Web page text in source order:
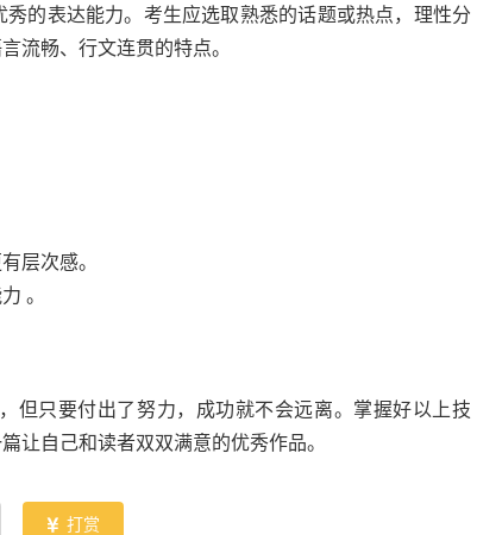
的表达能力。考生应选取熟悉的话题或热点，理性分
流畅、行文连贯的特点。
层次感。
。
但只要付出了努力，成功就不会远离。掌握好以上技
让自己和读者双双满意的优秀作品。
打赏